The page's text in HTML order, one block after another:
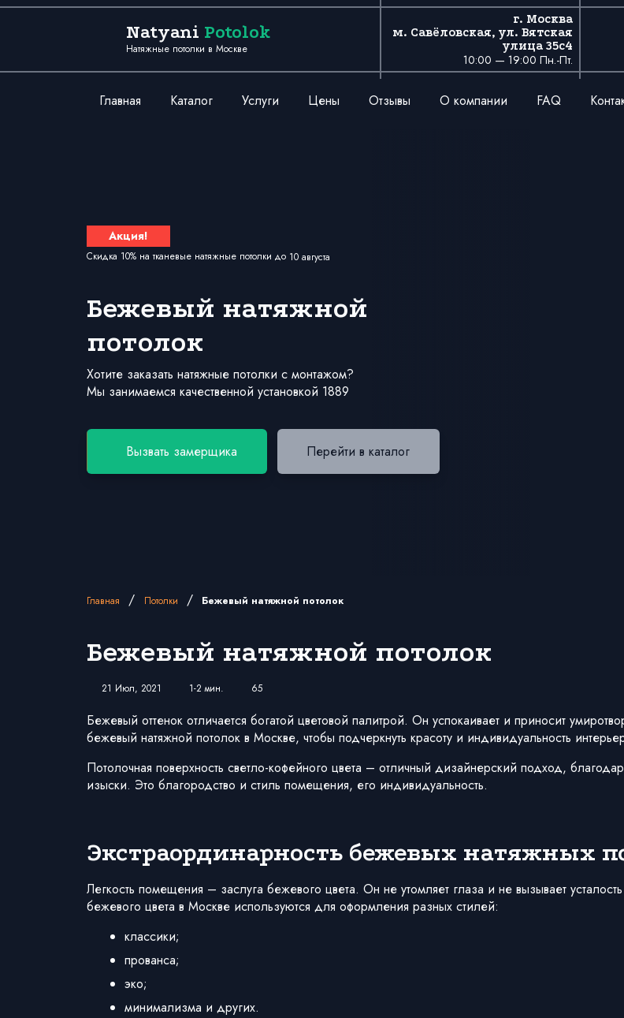
Перейти к содержанию
Natyani Potolok
Натяжные потолки в Москве
г. Москва
м. Савёловская, ул. Вятская
улица 35с4
10:00 — 19:00 Пн.-Пт.
Главная Каталог Услуги Цены Отзывы О компании FAQ
Акция!
Скидка 10% на тканевые натяжные потолки до 10 августа
Бежевый натяжной
потолок
Хотите заказать натяжные потолки с монтажом?
Мы занимаемся качественной установкой 1889
Вызвать замерщика Перейти в каталог
Главная / Потолки / Бежевый натяжной потолок
Бежевый натяжной потолок
21 Июл, 2021 1-2 мин. 65
Бежевый оттенок отличается богатой цветовой палитрой. Он успокаивает и приносит
бежевый натяжной потолок в Москве, чтобы подчеркнуть красоту и индивидуальность
Потолочная поверхность светло-кофейного цвета – отличный дизайнерский подход,
изыски. Это благородство и стиль помещения, его индивидуальность.
Экстраординарность бежевых натяжных
Легкость помещения – заслуга бежевого цвета. Он не утомляет глаза и не вызывает
бежевого цвета в Москве используются для оформления разных стилей:
классики;
прованса;
эко;
минимализма и других.